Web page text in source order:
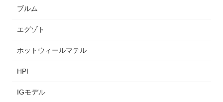
ブルム
エグゾト
ホットウィールマテル
HPI
IGモデル